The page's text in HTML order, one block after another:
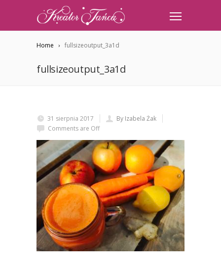
Home fullsizeoutput_3a1d
fullsizeoutput_3a1d
31 sierpnia 2017
By Izabela Żak
Comments are Off